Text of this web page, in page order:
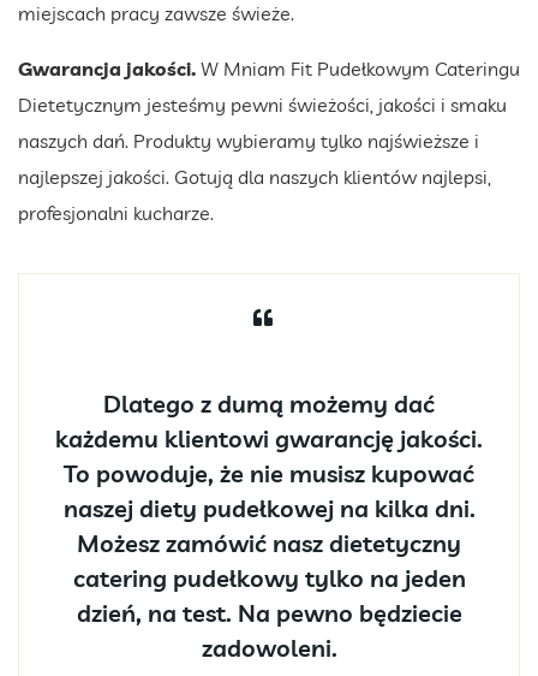
miejscach pracy zawsze świeże.
Gwarancja jakości. W Mniam Fit Pudełkowym Cateringu
Dietetycznym jesteśmy pewni świeżości, jakości i smaku
naszych dań. Produkty wybieramy tylko najświeższe i
najlepszej jakości. Gotują dla naszych klientów najlepsi,
profesjonalni kucharze.
Dlatego z dumą możemy dać
każdemu klientowi gwarancję jakości.
To powoduje, że nie musisz kupować
naszej diety pudełkowej na kilka dni.
Możesz zamówić nasz dietetyczny
catering pudełkowy tylko na jeden
dzień, na test. Na pewno będziecie
zadowoleni.